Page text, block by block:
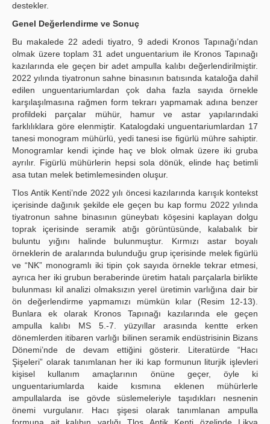
destekler.
Genel Değerlendirme ve Sonuç
Bu makalede 22 adedi tiyatro, 9 adedi Kronos Tapınağı’ndan
olmak üzere toplam 31 adet unguentarium ile Kronos Tapınağı
kazılarında ele geçen bir adet ampulla kalıbı değerlendirilmiştir.
2022 yılında tiyatronun sahne binasının batısında kataloğa dahil
edilen unguentariumlardan çok daha fazla sayıda örnekle
karşılaşılmasına rağmen form tekrarı yapmamak adına benzer
profildeki parçalar mühür, hamur ve astar yapılarındaki
farklılıklara göre elenmiştir. Katalogdaki unguentariumlardan 17
tanesi monogram mühürlü, yedi tanesi ise figürlü mühre sahiptir.
Monogramlar kendi içinde haç ve blok olmak üzere iki gruba
ayrılır. Figürlü mühürlerin hepsi sola dönük, elinde haç betimli
asa tutan melek betimlemesinden oluşur.
Tlos Antik Kenti’nde 2022 yılı öncesi kazılarında karışık kontekst
içerisinde dağınık şekilde ele geçen bu kap formu 2022 yılında
tiyatronun sahne binasının güneybatı köşesini kaplayan dolgu
toprak içerisinde seramik atığı görüntüsünde, kalabalık bir
buluntu yığını halinde bulunmuştur. Kırmızı astar boyalı
örneklerin de aralarında bulunduğu grup içerisinde melek figürlü
ve “NK” monogramlı iki tipin çok sayıda örnekle tekrar etmesi,
ayrıca her iki grubun beraberinde üretim hatalı parçalarla birlikte
bulunması kil analizi olmaksızın yerel üretimin varlığına dair bir
ön değerlendirme yapmamızı mümkün kılar (Resim 12-13).
Bunlara ek olarak Kronos Tapınağı kazılarında ele geçen
ampulla kalıbı MS 5.-7. yüzyıllar arasında kentte erken
dönemlerden itibaren varlığı bilinen seramik endüstrisinin Bizans
Dönemi’nde de devam ettiğini gösterir. Literatürde “Hacı
Şişeleri” olarak tanımlanan her iki kap formunun liturjik işlevleri
kişisel kullanım amaçlarının önüne geçer, öyle ki
unguentariumlarda kaide kısmına eklenen mühürlerle
ampullalarda ise gövde süslemeleriyle taşıdıkları nesnenin
önemi vurgulanır. Hacı şişesi olarak tanımlanan ampulla